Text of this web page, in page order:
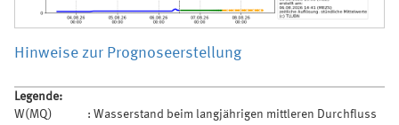
Hinweise zur Prognoseerstellung
Legende:
W(MQ)
: Wasserstand beim langjährigen mittleren Durchfluss